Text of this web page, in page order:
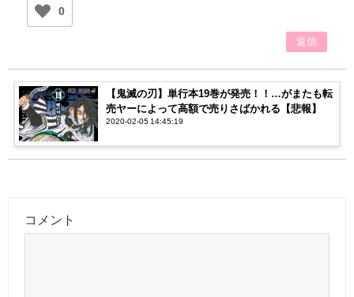
0
返信
【鬼滅の刃】単行本19巻が発売！！…がまたも転
売ヤーによって高額で売りさばかれる【悲報】
2020-02-05 14:45:19
コメント